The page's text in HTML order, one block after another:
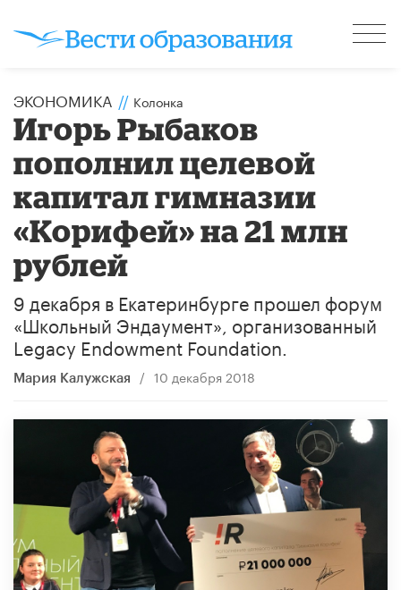
ЭКОНОМИКА // Колонка
Игорь Рыбаков
пополнил целевой
капитал гимназии
«Корифей» на 21 млн
рублей
9 декабря в Екатеринбурге прошел форум
«Школьный Эндаумент», организованный
Legacy Endowment Foundation.
Мария Калужская / 10 декабря 2018